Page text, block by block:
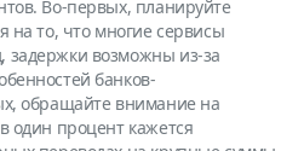
Во-первых, планируйте
на то, что многие сервисы
возможны из-за
банков-
обращайте внимание на
один процент кажется